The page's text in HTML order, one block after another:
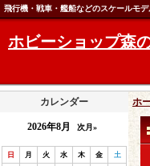
飛行機・戦車・艦船などのスケールモ
ホビーショップ森
カレンダー
2026年8月 次月»
日 月 火 水 木 金 土
ホ